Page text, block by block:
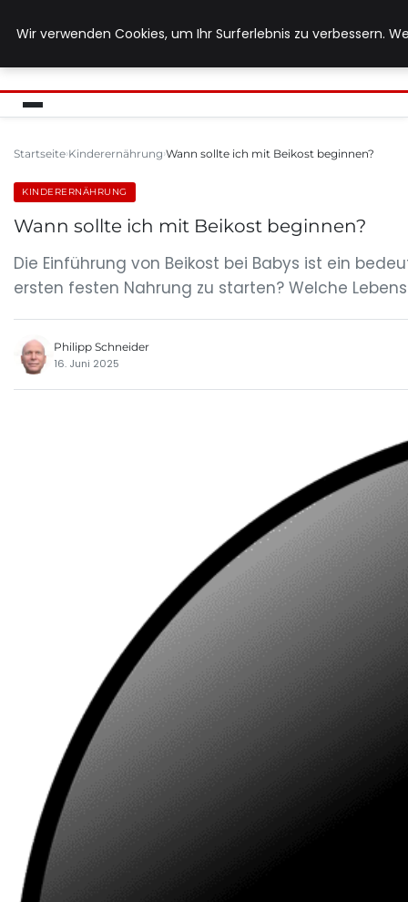
MUTTERERDE-BIO.DE
Startseite Kinderernährung Wann sollte ich mit Beikost beginnen?
KINDERERNÄHRUNG
Wann sollte ich mit Beikost beginnen?
Die Einführung von Beikost bei Babys ist ein
ersten festen Nahrung zu starten? Welche
Philipp Schneider
16. Juni 2025
Wir verwenden Cookies, um Ihr Surferlebnis zu verbessern.